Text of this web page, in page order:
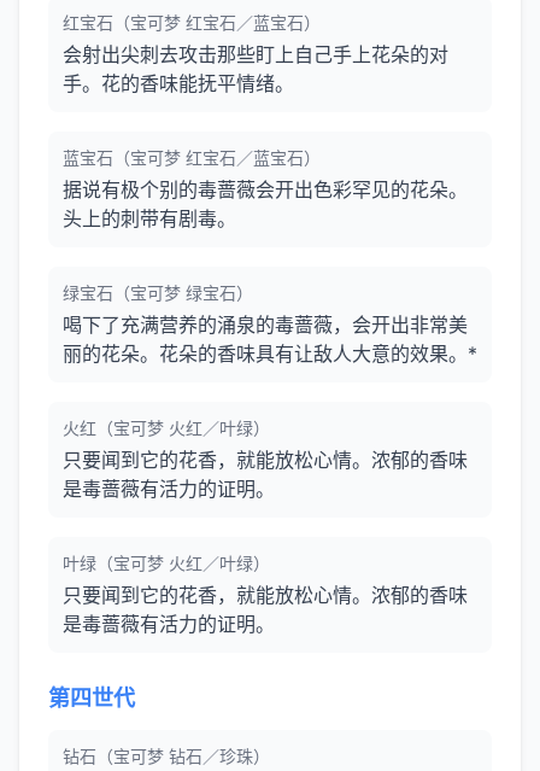
红宝石（宝可梦 红宝石／蓝宝石）
会射出尖刺去攻击那些盯上自己手上花朵的对
手。花的香味能抚平情绪。
蓝宝石（宝可梦 红宝石／蓝宝石）
据说有极个别的毒蔷薇会开出色彩罕见的花朵。
头上的刺带有剧毒。
绿宝石（宝可梦 绿宝石）
喝下了充满营养的涌泉的毒蔷薇，会开出非常美
丽的花朵。花朵的香味具有让敌人大意的效果。*
火红（宝可梦 火红／叶绿）
只要闻到它的花香，就能放松心情。浓郁的香味
是毒蔷薇有活力的证明。
叶绿（宝可梦 火红／叶绿）
只要闻到它的花香，就能放松心情。浓郁的香味
是毒蔷薇有活力的证明。
第四世代
钻石（宝可梦 钻石／珍珠）